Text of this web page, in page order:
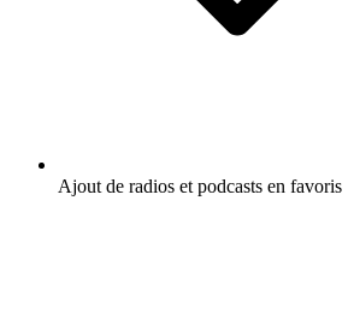
Ajout de radios et podcasts en favoris